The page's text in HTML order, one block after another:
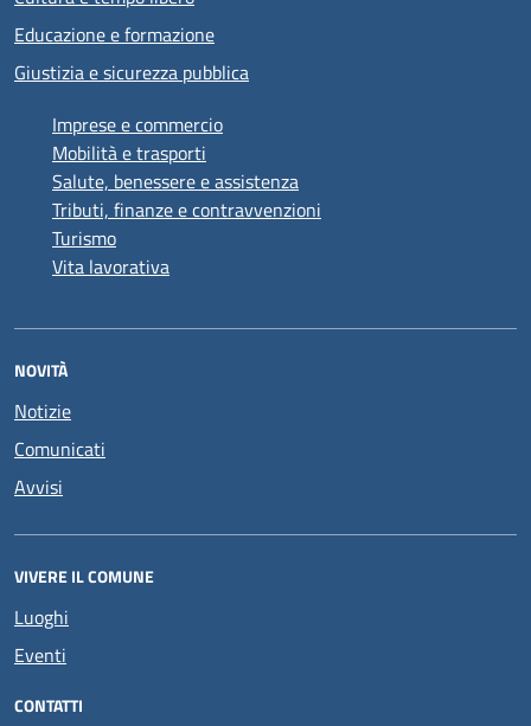
Educazione e formazione
Giustizia e sicurezza pubblica
Imprese e commercio
Mobilità e trasporti
Salute, benessere e assistenza
Tributi, finanze e contravvenzioni
Turismo
Vita lavorativa
NOVITÀ
Notizie
Comunicati
Avvisi
VIVERE IL COMUNE
Luoghi
Eventi
CONTATTI